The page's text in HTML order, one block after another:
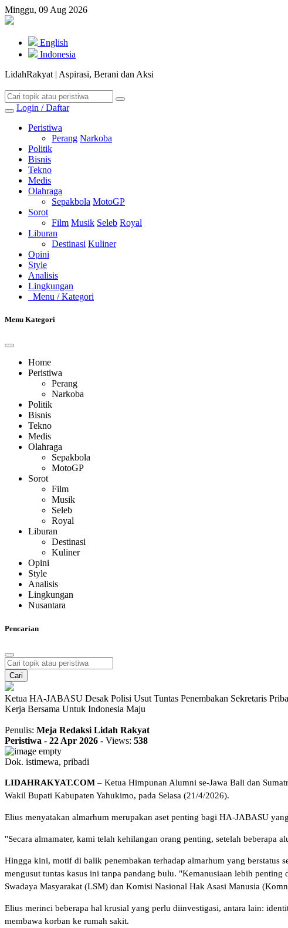
Minggu, 09 Aug 2026
English
Indonesia
LidahRakyat | Aspirasi, Berani dan Aksi
Login / Daftar
Peristiwa
Perang Narkoba
Politik
Bisnis
Tekno
Medis
Olahraga
Sepakbola MotoGP
Sorot
Film Musik Seleb Royal
Liburan
Destinasi Kuliner
Opini
Style
Analisis
Lingkungan
Menu / Kategori
Menu Kategori
Home
Peristiwa
Perang
Narkoba
Politik
Bisnis
Tekno
Medis
Olahraga
Sepakbola
MotoGP
Sorot
Film
Musik
Seleb
Royal
Liburan
Destinasi
Kuliner
Opini
Style
Analisis
Lingkungan
Nusantara
Pencarian
Cari
Ketua HA-JABASU Desak Polisi Usut Tuntas Penembakan Sekretaris
Kerja Bersama Untuk Indonesia Maju
Penulis: Meja Redaksi Lidah Rakyat
Peristiwa - 22 Apr 2026 - Views: 538
Dok. istimewa, pribadi
LIDAHRAKYAT.COM – Ketua Himpunan Alumni se-Jawa Bali dan
Wakil Bupati Kabupaten Yahukimo, pada Selasa (21/4/2026).
Elius menyatakan almarhum merupakan aset penting bagi HA-JABASU
"Secara almamater, kami telah kehilangan orang penting, setelah
Hingga kini, motif di balik penembakan terhadap almarhum yang berstatus
mengusut tuntas kasus ini tanpa pandang bulu. "Kemanusiaan lebih
Swadaya Masyarakat (LSM) dan Komisi Nasional Hak Asasi Manusia
Elius merinci beberapa hal krusial yang perlu diinvestigasi, antara lain:
membawa korban ke rumah sakit.